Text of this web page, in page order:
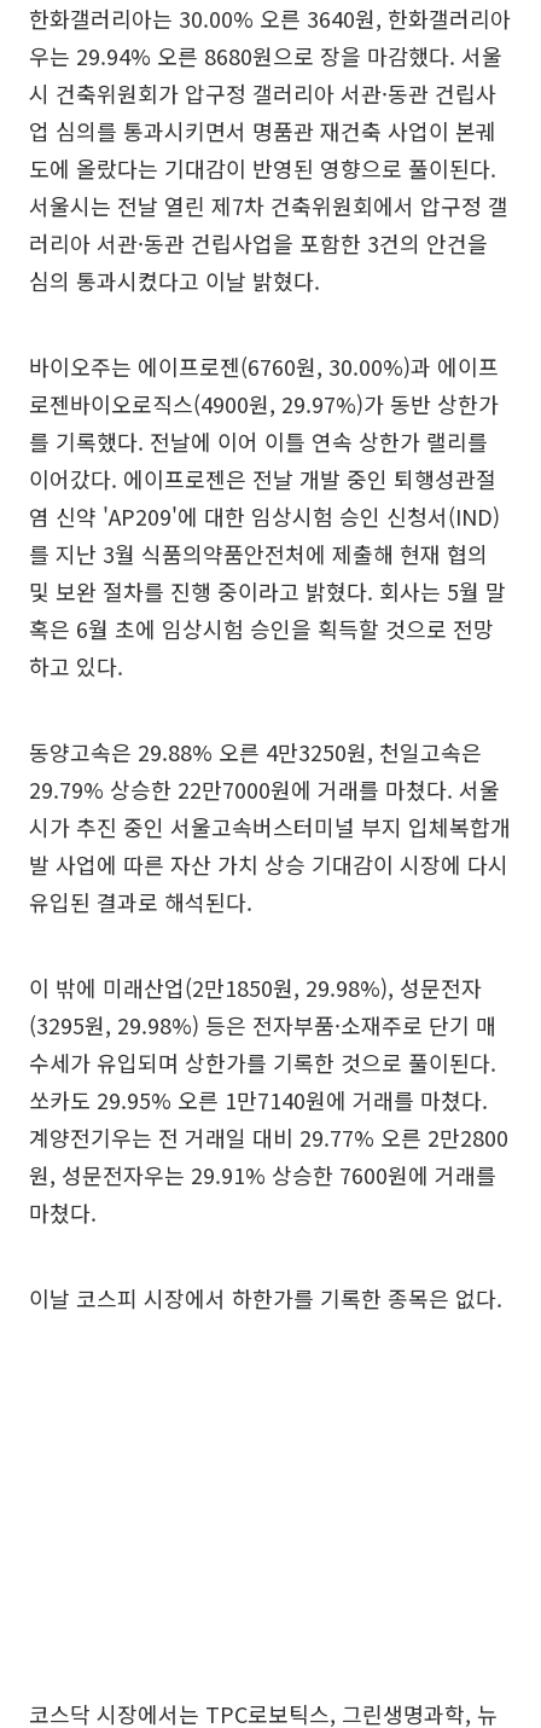
한화갤러리아는 30.00% 오른 3640원, 한화갤러리아
우는 29.94% 오른 8680원으로 장을 마감했다. 서울
시 건축위원회가 압구정 갤러리아 서관·동관 건립사
업 심의를 통과시키면서 명품관 재건축 사업이 본궤
도에 올랐다는 기대감이 반영된 영향으로 풀이된다.
서울시는 전날 열린 제7차 건축위원회에서 압구정 갤
러리아 서관·동관 건립사업을 포함한 3건의 안건을
심의 통과시켰다고 이날 밝혔다.
바이오주는 에이프로젠(6760원, 30.00%)과 에이프
로젠바이오로직스(4900원, 29.97%)가 동반 상한가
를 기록했다. 전날에 이어 이틀 연속 상한가 랠리를
이어갔다. 에이프로젠은 전날 개발 중인 퇴행성관절
염 신약 'AP209'에 대한 임상시험 승인 신청서(IND)
를 지난 3월 식품의약품안전처에 제출해 현재 협의
및 보완 절차를 진행 중이라고 밝혔다. 회사는 5월 말
혹은 6월 초에 임상시험 승인을 획득할 것으로 전망
하고 있다.
동양고속은 29.88% 오른 4만3250원, 천일고속은
29.79% 상승한 22만7000원에 거래를 마쳤다. 서울
시가 추진 중인 서울고속버스터미널 부지 입체복합개
발 사업에 따른 자산 가치 상승 기대감이 시장에 다시
유입된 결과로 해석된다.
이 밖에 미래산업(2만1850원, 29.98%), 성문전자
(3295원, 29.98%) 등은 전자부품·소재주로 단기 매
수세가 유입되며 상한가를 기록한 것으로 풀이된다.
쏘카도 29.95% 오른 1만7140원에 거래를 마쳤다.
계양전기우는 전 거래일 대비 29.77% 오른 2만2800
원, 성문전자우는 29.91% 상승한 7600원에 거래를
마쳤다.
이날 코스피 시장에서 하한가를 기록한 종목은 없다.
코스닥 시장에서는 TPC로보틱스, 그린생명과학, 뉴